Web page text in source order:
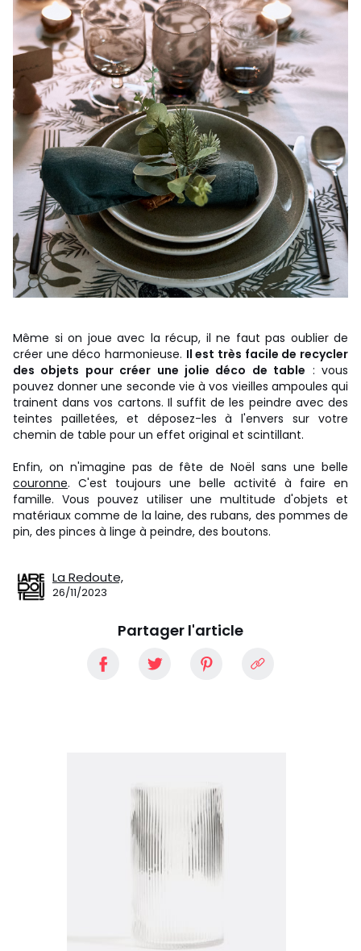
Même si on joue avec la récup, il ne faut pas oublier de
créer une déco harmonieuse. Il est très facile de recycler
des objets pour créer une jolie déco de table : vous
pouvez donner une seconde vie à vos vieilles ampoules qui
trainent dans vos cartons. Il suffit de les peindre avec des
teintes pailletées, et déposez-les à l'envers sur votre
chemin de table pour un effet original et scintillant.
Enfin, on n'imagine pas de fête de Noël sans une belle
couronne. C'est toujours une belle activité à faire en
famille. Vous pouvez utiliser une multitude d'objets et
matériaux comme de la laine, des rubans, des pommes de
pin, des pinces à linge à peindre, des boutons.
La Redoute,
26/11/2023
Partager l'article